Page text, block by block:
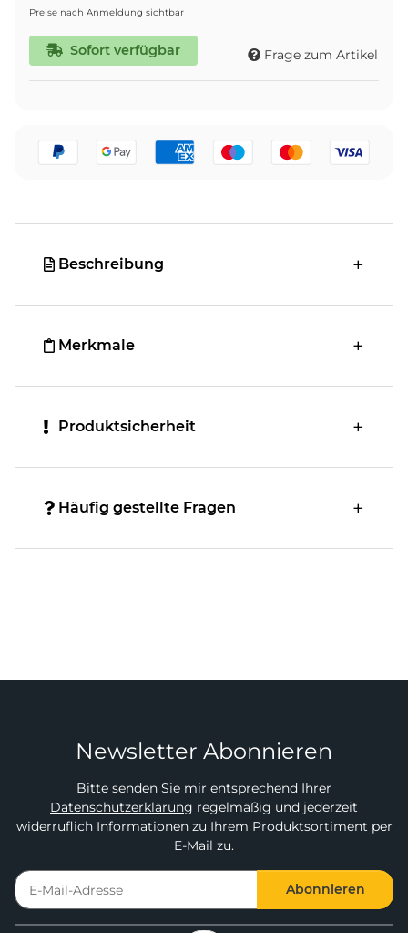
Preise nach Anmeldung sichtbar
Sofort verfügbar Frage zum Artikel
Beschreibung
Merkmale
Produktsicherheit
Häufig gestellte Fragen
Newsletter Abonnieren
Bitte senden Sie mir entsprechend Ihrer
Datenschutzerklärung regelmäßig und jederzeit
widerruflich Informationen zu Ihrem Produktsortiment per
E-Mail zu.
Abonnieren